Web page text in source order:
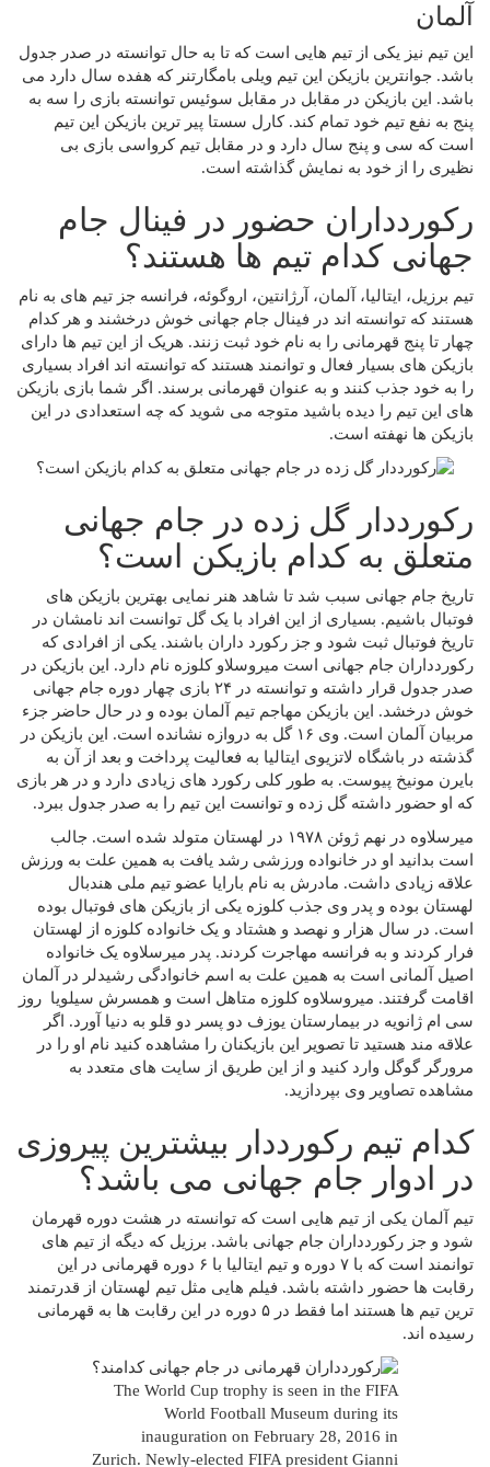
آلمان
این تیم نیز یکی از تیم هایی است که تا به حال توانسته در صدر جدول
باشد. جوانترین بازیکن این تیم ویلی بامگارتنر که هفده سال دارد می
باشد. این بازیکن در مقابل در مقابل سوئیس توانسته بازی را سه به
پنج به نفع تیم خود تمام کند‌. کارل سستا پیر ترین بازیکن این تیم
است که سی و پنج سال دارد و در مقابل تیم کرواسی بازی بی
نظیری را از خود به نمایش گذاشته است.
رکوردداران حضور در فینال جام
جهانی کدام تیم ها هستند؟
تیم برزیل، ایتالیا، آلمان، آرژانتین، اروگوئه، فرانسه جز تیم های به نام
هستند که توانسته اند در فینال جام جهانی خوش درخشند و هر کدام
چهار تا پنج قهرمانی را به نام خود ثبت زنند. هریک از این تیم ها دارای
بازیکن های بسیار فعال و توانمند هستند که توانسته اند افراد بسیاری
را به خود جذب کنند و به عنوان قهرمانی برسند. اگر شما بازی بازیکن
های این تیم را دیده باشید متوجه می شوید که چه استعدادی در این
بازیکن ها نهفته است.
رکورددار گل زده در جام جهانی
متعلق به کدام بازیکن است؟
تاریخ جام جهانی سبب شد تا شاهد هنر نمایی بهترین بازیکن های
فوتبال باشیم. بسیاری از این افراد با یک گل توانست اند نامشان در
تاریخ فوتبال ثبت شود و جز رکورد داران باشند. یکی از افرادی که
رکوردداران جام جهانی است میروسلاو کلوزه نام دارد. این بازیکن در
صدر جدول قرار داشته و توانسته در ۲۴ بازی چهار دوره جام جهانی
خوش درخشد. این بازیکن مهاجم تیم آلمان بوده و در حال حاضر جزء
مربیان آلمان است. وی ۱۶ گل به دروازه نشانده است. این بازیکن در
گذشته در باشگاه لاتزیوی ایتالیا به فعالیت پرداخت و بعد از آن به
بایرن مونیخ پیوست. به طور کلی رکورد های زیادی دارد و در هر بازی
که او حضور داشته گل زده و توانست این تیم را به صدر جدول ببرد.
میرسلاوه در نهم ژوئن ۱۹۷۸ در لهستان متولد شده است. جالب
است بدانید او در خانواده ورزشی رشد یافت به همین علت به ورزش
علاقه زیادی داشت. مادرش به نام بارایا عضو تیم ملی هندبال
لهستان بوده و پدر وی جذب کلوزه یکی از بازیکن های فوتبال بوده
است. در سال هزار و نهصد و هشتاد و یک خانواده کلوزه از لهستان
فرار کردند و به فرانسه مهاجرت کردند. پدر میرسلاوه یک خانواده
اصیل آلمانی است به همین علت به اسم خانوادگی رشیدلر در آلمان
اقامت گرفتند. میروسلاوه کلوزه متاهل است و همسرش سیلویا روز
سی ام ژانویه در بیمارستان یوزف دو پسر دو قلو به دنیا آورد. اگر
علاقه مند هستید تا تصویر این بازیکنان را مشاهده کنید نام او را در
مرورگر گوگل وارد کنید و از این طریق از سایت های متعدد به
مشاهده تصاویر وی بپردازید.
کدام تیم رکورددار بیشترین پیروزی
در ادوار جام جهانی می باشد؟
تیم آلمان یکی از تیم هایی است که توانسته در هشت دوره قهرمان
شود و جز رکوردداران جام جهانی باشد. برزیل که دیگه از تیم های
توانمند است که با ۷ دوره و تیم ایتالیا با ۶ دوره قهرمانی در این
رقابت ها حضور داشته باشد. فیلم هایی مثل تیم لهستان از قدرتمند
ترین تیم ها هستند اما فقط در ۵ دوره در این رقابت ها به قهرمانی
رسیده اند.
The World Cup trophy is seen in the FIFA
World Football Museum during its
inauguration on February 28, 2016 in
Zurich. Newly-elected FIFA president Gianni